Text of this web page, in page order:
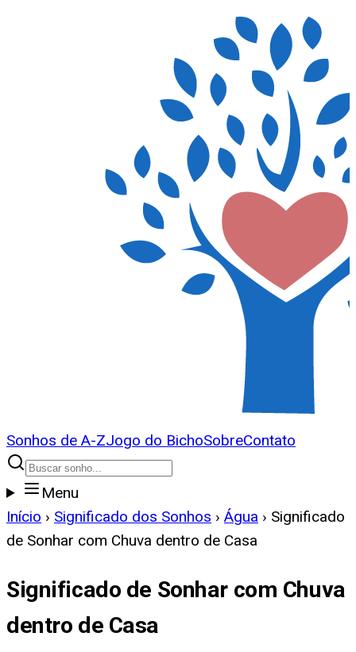
Sonhos de A-ZJogo do BichoSobreContato
Menu
Início › Significado dos Sonhos › Água › Significado
de Sonhar com Chuva dentro de Casa
Significado de Sonhar com Chuva
dentro de Casa